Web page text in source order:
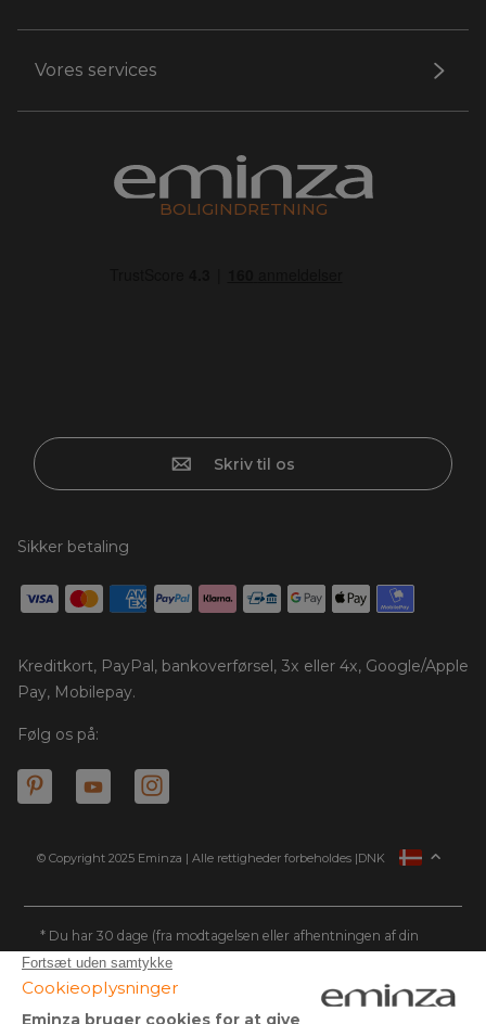
Vores services
BOLIGINDRETNING
Skriv til os
Sikker betaling
Kreditkort, PayPal, bankoverførsel, 3x eller 4x, Google/Apple
Pay, Mobilepay.
Følg os på:
© Copyright 2025 Eminza | Alle rettigheder forbeholdes |
FRANKRIG
ITALIEN
HOLLAND
DNK
* Du har 30 dage (fra modtagelsen eller afhentningen af din
pakke) til at returnere produkter og få refunderet dit beløb.
Gælder ikke store pakker.
** Afsendelse samme dag for alle ordrer afgivet før kl. 14.00